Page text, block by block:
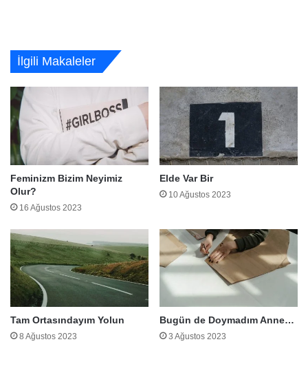
İlgili Makaleler
Feminizm Bizim Neyimiz
Olur?
16 Ağustos 2023
Elde Var Bir
10 Ağustos 2023
Tam Ortasındayım Yolun
8 Ağustos 2023
Bugün de Doymadım Anne…
3 Ağustos 2023